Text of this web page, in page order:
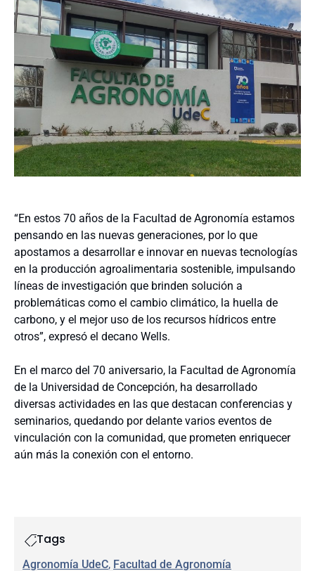
“En estos 70 años de la Facultad de Agronomía estamos
pensando en las nuevas generaciones, por lo que
apostamos a desarrollar e innovar en nuevas tecnologías
en la producción agroalimentaria sostenible, impulsando
líneas de investigación que brinden solución a
problemáticas como el cambio climático, la huella de
carbono, y el mejor uso de los recursos hídricos entre
otros”, expresó el decano Wells.
En el marco del 70 aniversario, la Facultad de Agronomía
de la Universidad de Concepción, ha desarrollado
diversas actividades en las que destacan conferencias y
seminarios, quedando por delante varios eventos de
vinculación con la comunidad, que prometen enriquecer
aún más la conexión con el entorno.
Tags
Agronomía UdeC, Facultad de Agronomía